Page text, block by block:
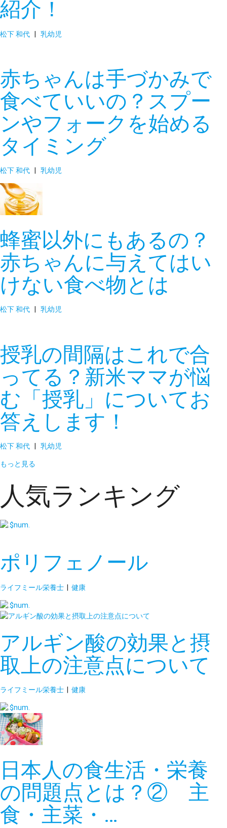
紹介！
松下 和代 | 乳幼児
赤ちゃんは手づかみで
食べていいの？スプー
ンやフォークを始める
タイミング
松下 和代 乳幼児
蜂蜜以外にもあるの？
赤ちゃんに与えてはい
けない食べ物とは
松下 和代 | 乳幼児
授乳の間隔はこれで合
ってる？新米ママが悩
む「授乳」についてお
答えします！
松下 和代 | 乳幼児
もっと見る
人気ランキング
ポリフェノール
ライフミール栄養士 | 健康
アルギン酸の効果と摂
取上の注意点について
ライフミール栄養士 | 健康
日本人の食生活・栄養
の問題点とは？② 主
食・主菜・…